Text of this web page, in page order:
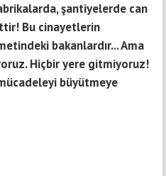
şantiyelerde can
Bu cinayetlerin
bakanlardır... Ama
Hiçbir yere gitmiyoruz!
büyütmeye